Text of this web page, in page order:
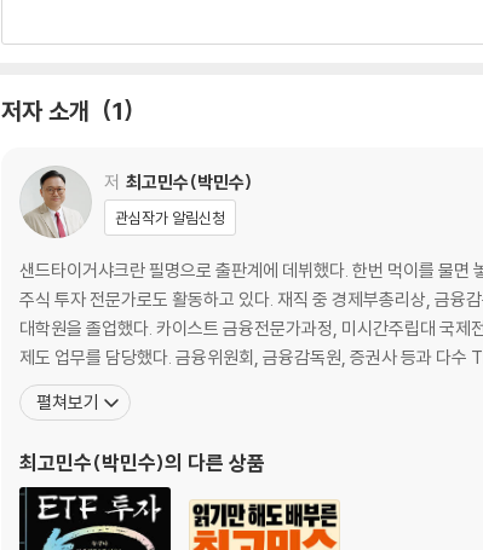
디저트: 크렘 브륄레, 마카롱, 티라미수
마리 앙투아네트와 관련된 브리오슈, 크로아상, 구겔호프
프랑스 노르망디 몽생미셸과 아뇨 드 프레 살레
아키텐 알리에노르, 백년전쟁과 카술레
존 몬태큐 샌드위치 백작, 잠봉뵈르 샌드위치와 샤퀴테리
알자스-로렌, 「마지막 수업」과 키슈 그리고 달걀요리
3. 이탈리아 요리, 이건 꼭 알아야 해
강인한 스파르타인을 만들어 낸 선지 수프
파스타, 시칠리아 그리고 카놀리, 아란치니
볼로냐 그리고 이탈리아 중북부 지역 파스타
이탈리아 통일, 가르발디 칵테일과 마르게리타 피자
저자 소개 1
저 최고민수(박민수)
관심작가 알림신청
샌드타이거샤크란 필명으로 출판계에 데뷔했다. 한번 먹이를 물
주식 투자 전문가로도 활동하고 있다. 재직 중 경제부총리상, 금
대학원을 졸업했다. 카이스트 금융전문가과정, 미시간주립대 국
제도 업무를 담당했다. 금융위원회, 금융감독원, 증권사 등과 다수
펼쳐보기
최고민수(박민수)의 다른 상품